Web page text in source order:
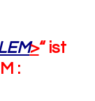
>“ ist
: